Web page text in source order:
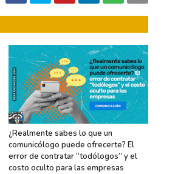
¿Realmente sabes lo que un
comunicólogo puede ofrecerte? El
error de contratar “todólogos” y el
costo oculto para las empresas